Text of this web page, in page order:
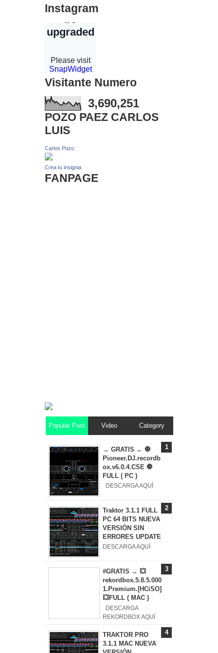
Instagram
Visitante Numero
3,690,251
POZO PAEZ CARLOS
LUIS
Carlos Pozo
Crea tu insignia
FANPAGE
Popular Post Video Category
→ GRATIS ← 🛑
Pioneer.DJ.recordb
ox.v6.0.4.CSE 🛑
FULL ( PC )
DESCARGA AQUÍ
Traktor 3.1.1 FULL
PC 64 BITS NUEVA
VERSIÓN SIN
ERRORES UPDATE
DESCARGA AQUÍ
#GRATIS → 💥
rekordbox.5.8.5.000
1.Premium.[HCiSO]
💥FULL ( MAC )
DESCARGA
REKORDBOX AQUÍ
TRAKTOR PRO
3.1.1 MAC NUEVA